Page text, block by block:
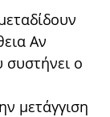
Αν
συστήνει ο
μετάγγιση